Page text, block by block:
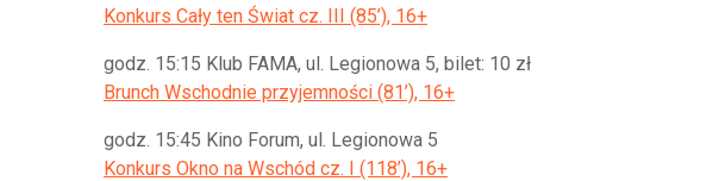
Konkurs Cały ten Świat cz. III (85’), 16+
godz. 15:15 Klub FAMA, ul. Legionowa 5, bilet: 10 zł
Brunch Wschodnie przyjemności (81’), 16+
godz. 15:45 Kino Forum, ul. Legionowa 5
Konkurs Okno na Wschód cz. I (118’), 16+